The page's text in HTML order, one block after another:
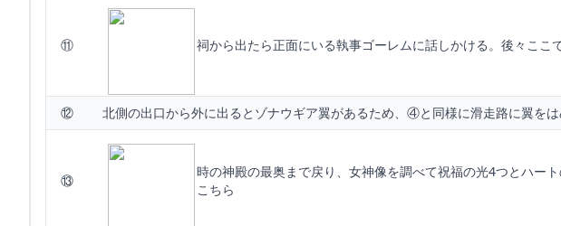
⑪ 祠から出たら正面にいる執事ゴーレムに話しかける。後々ここ
⑫ 北側の出口から外に出るとゾナウギア翼があるため、④と同様に滑走路に翼を
⑬
時の神殿の最奥まで戻り、女神像を調べて祝福の光4つとハー
こちら